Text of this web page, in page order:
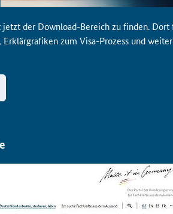
jetzt der Download-Bereich zu finden. Dort
zum Visa-Prozess und